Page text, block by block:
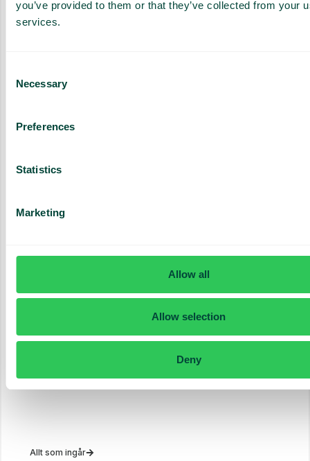
you’ve provided to them or that they’ve collected from your
services.
Selection
Necessary
Preferences
Statistics
Marketing
Allow all
Allow selection
Deny
Mobil och fast telefoni
För de som behöver vår app med växel, chatt, video och
Växel med smarta funktioner
Fast telefoni och softphone
AI Assist (500 min)
Allt som ingår